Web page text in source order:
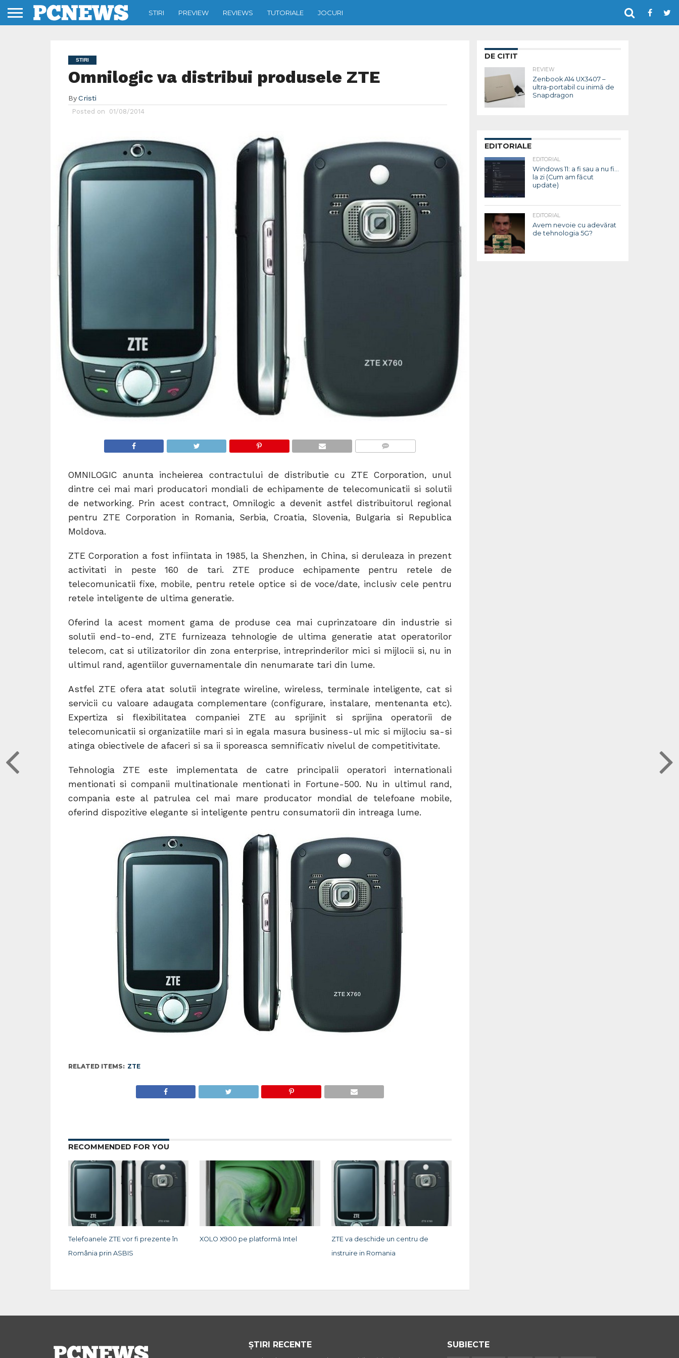
STIRI PREVIEW REVIEWS TUTORIALE JOCURI
STIRI
Omnilogic va distribui produsele ZTE
By Cristi
Posted on 01/08/2014
OMNILOGIC anunta incheierea contractului de distributie cu ZTE Corporation, unul
dintre cei mai mari producatori mondiali de echipamente de telecomunicatii si solutii
de networking. Prin acest contract, Omnilogic a devenit astfel distribuitorul regional
pentru ZTE Corporation in Romania, Serbia, Croatia, Slovenia, Bulgaria si Republica
Moldova.
ZTE Corporation a fost infiintata in 1985, la Shenzhen, in China, si deruleaza in prezent
activitati in peste 160 de tari. ZTE produce echipamente pentru retele de
telecomunicatii fixe, mobile, pentru retele optice si de voce/date, inclusiv cele pentru
retele inteligente de ultima generatie.
Oferind la acest moment gama de produse cea mai cuprinzatoare din industrie si
solutii end-to-end, ZTE furnizeaza tehnologie de ultima generatie atat operatorilor
telecom, cat si utilizatorilor din zona enterprise, intreprinderilor mici si mijlocii si, nu in
ultimul rand, agentiilor guvernamentale din nenumarate tari din lume.
Astfel ZTE ofera atat solutii integrate wireline, wireless, terminale inteligente, cat si
servicii cu valoare adaugata complementare (configurare, instalare, mentenanta etc).
Expertiza si flexibilitatea companiei ZTE au sprijinit si sprijina operatorii de
telecomunicatii si organizatiile mari si in egala masura business-ul mic si mijlociu sa-si
atinga obiectivele de afaceri si sa ii sporeasca semnificativ nivelul de competitivitate.
Tehnologia ZTE este implementata de catre principalii operatori internationali
mentionati si companii multinationale mentionati in Fortune-500. Nu in ultimul rand,
compania este al patrulea cel mai mare producator mondial de telefoane mobile,
oferind dispozitive elegante si inteligente pentru consumatorii din intreaga lume.
RELATED ITEMS: ZTE
RECOMMENDED FOR YOU
Telefoanele ZTE vor fi prezente în
România prin ASBIS
XOLO X900 pe platformă Intel
ZTE va deschide un centru de
instruire in Romania
DE CITIT
REVIEW
Zenbook A14 UX3407 –
ultra-portabil cu inimă de
Snapdragon
EDITORIALE
EDITORIAL
Windows 11: a fi sau a nu fi…
la zi (Cum am făcut
update)
EDITORIAL
Avem nevoie cu adevărat
de tehnologia 5G?
ȘTIRI RECENTE SUBIECTE